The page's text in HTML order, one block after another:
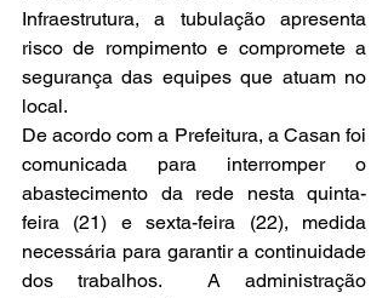
Infraestrutura, a tubulação apresenta
risco de rompimento e compromete a
segurança das equipes que atuam no
local.
De acordo com a Prefeitura, a Casan foi
comunicada para interromper o
abastecimento da rede nesta quinta-
feira (21) e sexta-feira (22), medida
necessária para garantir a continuidade
dos trabalhos.  A administração